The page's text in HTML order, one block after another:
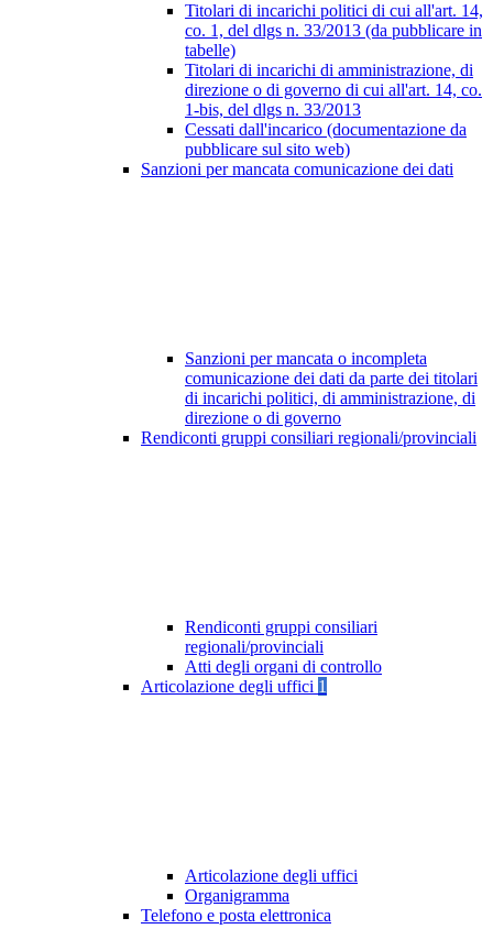
Titolari di incarichi politici di cui all'art. 14,
co. 1, del dlgs n. 33/2013 (da pubblicare in
tabelle)
Titolari di incarichi di amministrazione, di
direzione o di governo di cui all'art. 14, co.
1-bis, del dlgs n. 33/2013
Cessati dall'incarico (documentazione da
pubblicare sul sito web)
Sanzioni per mancata comunicazione dei dati
Sanzioni per mancata o incompleta
comunicazione dei dati da parte dei titolari
di incarichi politici, di amministrazione, di
direzione o di governo
Rendiconti gruppi consiliari regionali/provinciali
Rendiconti gruppi consiliari
regionali/provinciali
Atti degli organi di controllo
Articolazione degli uffici 1
Articolazione degli uffici
Organigramma
Telefono e posta elettronica